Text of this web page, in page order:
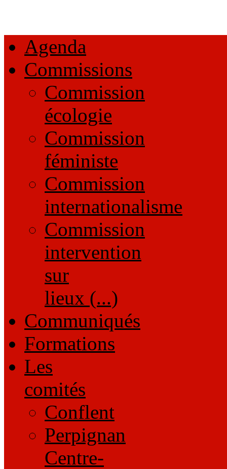
Agenda
Commissions
Commission
écologie
Commission
féministe
Commission
internationalisme
Commission
intervention
sur
lieux (...)
Communiqués
Formations
Les
comités
Conflent
Perpignan
Centre-